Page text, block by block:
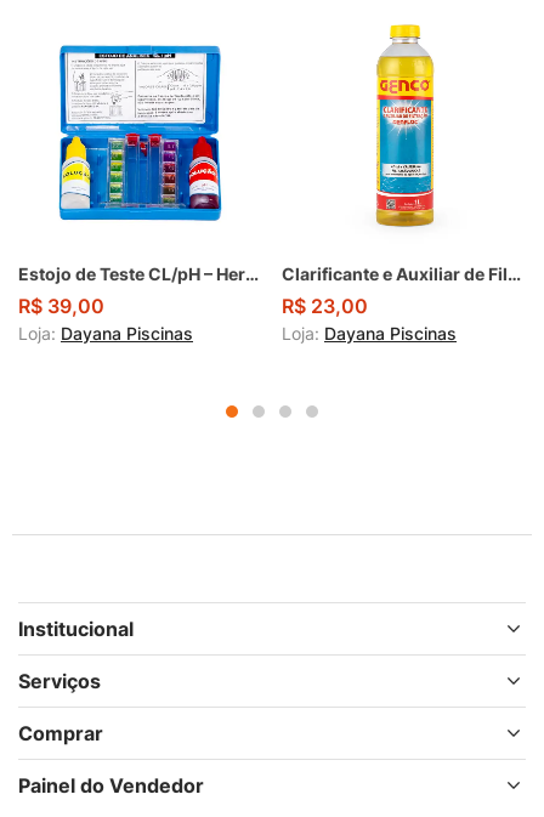
Estojo de Teste CL/pH – Herbinject
R$ 39,00
Loja: Dayana Piscinas
Clarificante e Auxiliar de Filtração Genfloc – Genco 1L
R$ 23,00
Loja: Dayana Piscinas
Institucional
Serviços
Comprar
Painel do Vendedor